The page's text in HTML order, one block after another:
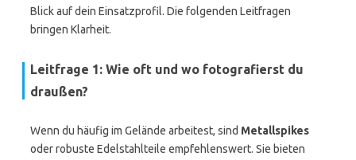
Blick auf dein Einsatzprofil. Die folgenden Leitfragen
bringen Klarheit.
Leitfrage 1: Wie oft und wo fotografierst du
draußen?
Wenn du häufig im Gelände arbeitest, sind Metallspikes
oder robuste Edelstahlteile empfehlenswert. Sie bieten